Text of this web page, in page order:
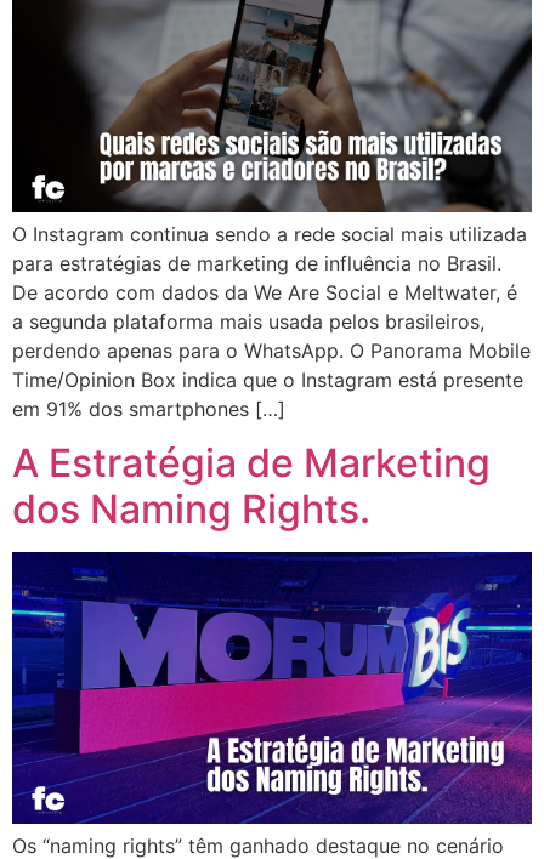
O Instagram continua sendo a rede social mais utilizada
para estratégias de marketing de influência no Brasil.
De acordo com dados da We Are Social e Meltwater, é
a segunda plataforma mais usada pelos brasileiros,
perdendo apenas para o WhatsApp. O Panorama Mobile
Time/Opinion Box indica que o Instagram está presente
em 91% dos smartphones […]
A Estratégia de Marketing
dos Naming Rights.
Os “naming rights” têm ganhado destaque no cenário